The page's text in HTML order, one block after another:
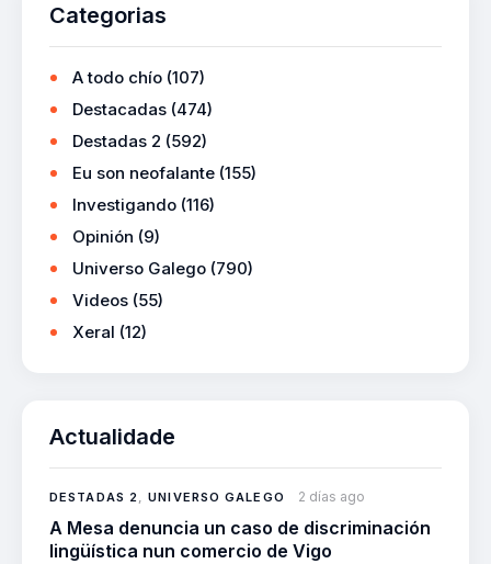
Categorias
A todo chío (107)
Destacadas (474)
Destadas 2 (592)
Eu son neofalante (155)
Investigando (116)
Opinión (9)
Universo Galego (790)
Videos (55)
Xeral (12)
Actualidade
DESTADAS 2,UNIVERSO GALEGO 2 días ago
A Mesa denuncia un caso de discriminación
lingüística nun comercio de Vigo